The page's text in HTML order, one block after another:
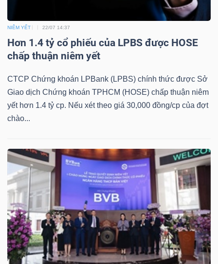
NIÊM YẾT 22/07 14:37
Hơn 1.4 tỷ cổ phiếu của LPBS được HOSE
chấp thuận niêm yết
CTCP Chứng khoán LPBank (LPBS) chính thức được Sở
Giao dịch Chứng khoán TPHCM (HOSE) chấp thuận niêm
yết hơn 1.4 tỷ cp. Nếu xét theo giá 30,000 đồng/cp của đợt
chào...
TRUYỀN
THÔNG
TIỆN
BẤT
ĐỘNG
SẢN
Mã
chứng